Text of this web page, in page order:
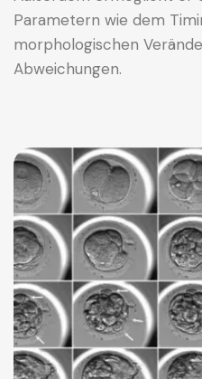
Parametern wie dem
morphologischen
Abweichungen.